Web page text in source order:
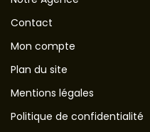
Contact
Mon compte
Plan du site
Mentions légales
Politique de confidentialité